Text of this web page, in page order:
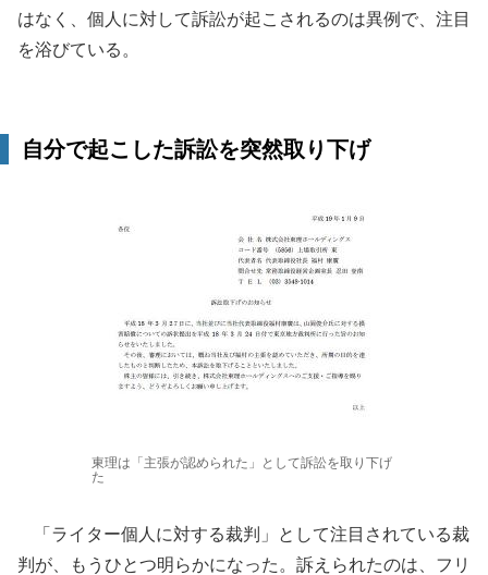
はなく、個人に対して訴訟が起こされるのは異例で、注目
を浴びている。
自分で起こした訴訟を突然取り下げ
東理は「主張が認められた」として訴訟を取り下げ
た
「ライター個人に対する裁判」として注目されている裁
判が、もうひとつ明らかになった。訴えられたのは、フリ